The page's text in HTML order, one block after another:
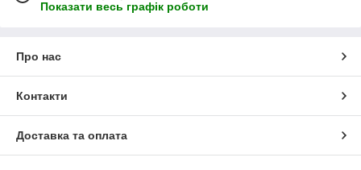
Показати весь графік роботи
Про нас
Контакти
Доставка та оплата